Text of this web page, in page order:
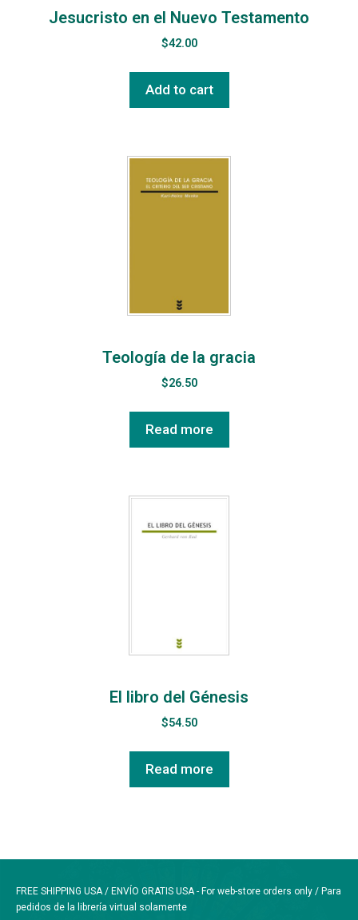
Jesucristo en el Nuevo Testamento
$42.00
Add to cart
Teología de la gracia
$26.50
Read more
El libro del Génesis
$54.50
Read more
FREE SHIPPING USA / ENVÍO GRATIS USA - For web-store orders only / Para
pedidos de la librería virtual solamente